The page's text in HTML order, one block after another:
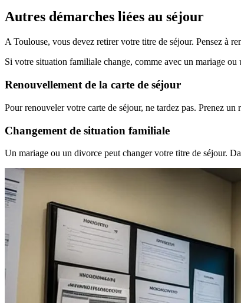
Autres démarches liées au séjour
A Toulouse, vous devez retirer votre titre de séjour. Pensez à
Si votre situation familiale change, comme avec un mariage
Renouvellement de la carte de séjour
Pour renouveler votre carte de séjour, ne tardez pas. Prenez
Changement de situation familiale
Un mariage ou un divorce peut changer votre titre de séjour.